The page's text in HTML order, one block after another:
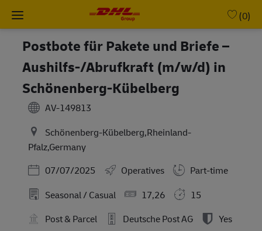
Skip to main content
(0)
Postbote für Pakete und Briefe –
Aushilfs-/Abrufkraft (m/w/d) in
Schönenberg-Kübelberg
AV-149813
Schönenberg-Kübelberg,Rheinland-
Pfalz,Germany
Posted Date
07/07/2025 Operatives
Part-time
Seasonal / Casual
17,26
15
Post & Parcel
Deutsche Post AG Yes